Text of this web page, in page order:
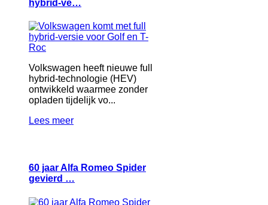
hybrid-ve…
Volkswagen heeft nieuwe full
hybrid-technologie (HEV)
ontwikkeld waarmee zonder
opladen tijdelijk vo...
Lees meer
60 jaar Alfa Romeo Spider
gevierd …